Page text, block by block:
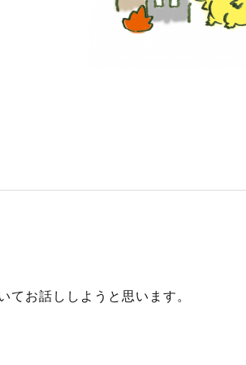
サイトマップ
てお話ししようと思います。